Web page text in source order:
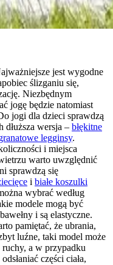
jest wygodne
ślizganiu się,
Niezbędnym
jogę będzie natomiast
jogi dla dzieci sprawdzą
dłuższa wersja – błękitne
legginsy.
i miejsca
warto uwzględnić
sprawdzą się
i białe koszulki
wybrać według
modele mogą być
i są elastyczne.
pamiętać, że ubrania,
luźne, taki model może
a w przypadku
części ciała,